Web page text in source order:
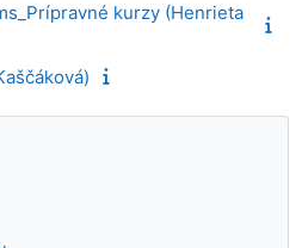
kurzy (Henrieta